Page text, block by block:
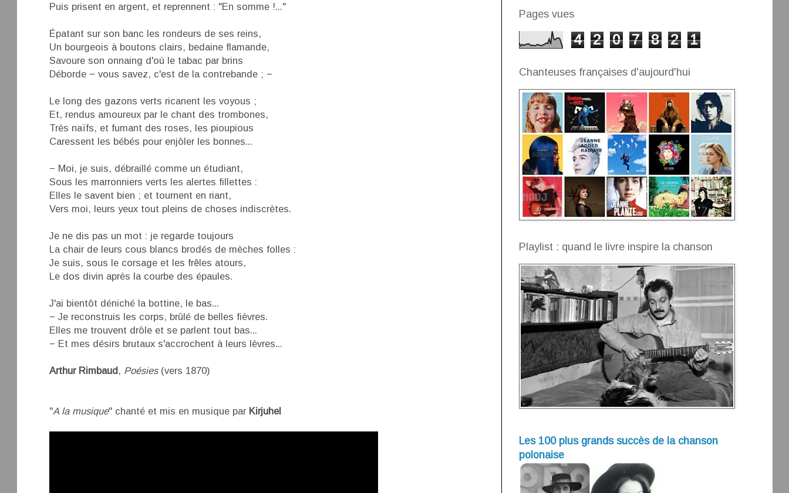
Puis prisent en argent, et reprennent : "En somme !..."
Épatant sur son banc les rondeurs de ses reins,
Un bourgeois à boutons clairs, bedaine flamande,
Savoure son onnaing d'où le tabac par brins
Déborde − vous savez, c'est de la contrebande ; −
Le long des gazons verts ricanent les voyous ;
Et, rendus amoureux par le chant des trombones,
Très naïfs, et fumant des roses, les pioupious
Caressent les bébés pour enjôler les bonnes...
− Moi, je suis, débraillé comme un étudiant,
Sous les marronniers verts les alertes fillettes :
Elles le savent bien ; et tournent en riant,
Vers moi, leurs yeux tout pleins de choses indiscrètes.
Je ne dis pas un mot : je regarde toujours
La chair de leurs cous blancs brodés de mèches folles :
Je suis, sous le corsage et les frêles atours,
Le dos divin après la courbe des épaules.
J'ai bientôt déniché la bottine, le bas...
− Je reconstruis les corps, brûlé de belles fièvres.
Elles me trouvent drôle et se parlent tout bas...
− Et mes désirs brutaux s'accrochent à leurs lèvres...
Arthur Rimbaud, Poésies(vers 1870)
"A la musique" chanté et mis en musique par Kirjuhel
Pages vues
4 2 0 7 8 2 1
Chanteuses françaises d'aujourd'hui
Playlist : quand le livre inspire la chanson
Les 100 plus grands succès de la chanson
polonaise